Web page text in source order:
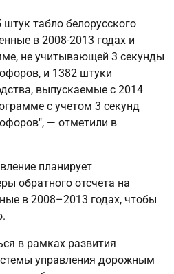
табло белорусского
в 2008-2013 годах и
не учитывающей 3 секунды
и 1382 штуки
выпускаемые с 2014
с учетом 3 секунд
— отметили в
планирует
обратного отсчета на
в 2008–2013 годах, чтобы
в рамках развития
управления дорожным